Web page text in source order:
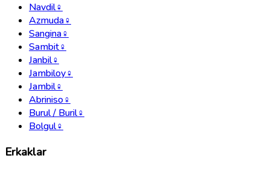
Navdil♀
Azmuda♀
Sangina♀
Sambit♀
Janbil♀
Jambiloy♀
Jambil♀
Abriniso♀
Burul / Buril♀
Bolgul♀
Erkaklar